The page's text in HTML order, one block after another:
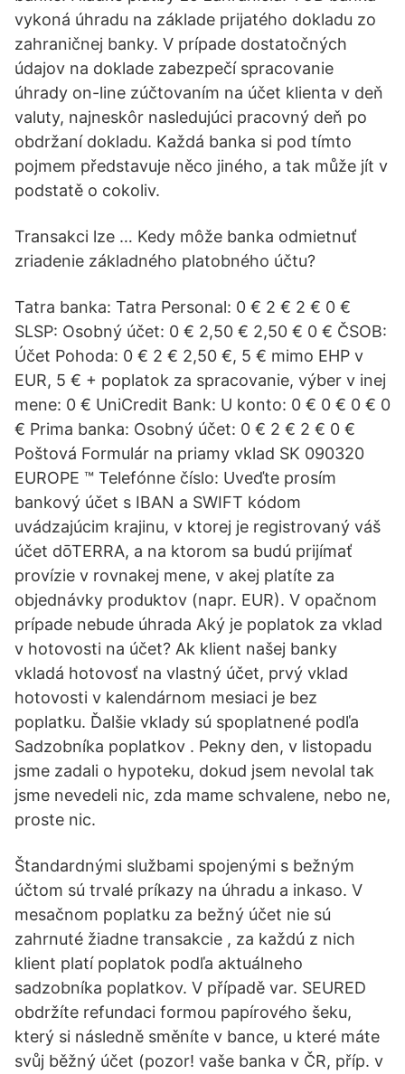
vykoná úhradu na základe prijatého dokladu zo
zahraničnej banky. V prípade dostatočných
údajov na doklade zabezpečí spracovanie
úhrady on-line zúčtovaním na účet klienta v deň
valuty, najneskôr nasledujúci pracovný deň po
obdržaní dokladu. Každá banka si pod tímto
pojmem představuje něco jiného, a tak může jít v
podstatě o cokoliv.
Transakci lze … Kedy môže banka odmietnuť
zriadenie základného platobného účtu?
Tatra banka: Tatra Personal: 0 € 2 € 2 € 0 €
SLSP: Osobný účet: 0 € 2,50 € 2,50 € 0 € ČSOB:
Účet Pohoda: 0 € 2 € 2,50 €, 5 € mimo EHP v
EUR, 5 € + poplatok za spracovanie, výber v inej
mene: 0 € UniCredit Bank: U konto: 0 € 0 € 0 € 0
€ Prima banka: Osobný účet: 0 € 2 € 2 € 0 €
Poštová Formulár na priamy vklad SK 090320
EUROPE ™ Telefónne číslo: Uveďte prosím
bankový účet s IBAN a SWIFT kódom
uvádzajúcim krajinu, v ktorej je registrovaný váš
účet dōTERRA, a na ktorom sa budú prijímať
provízie v rovnakej mene, v akej platíte za
objednávky produktov (napr. EUR). V opačnom
prípade nebude úhrada Aký je poplatok za vklad
v hotovosti na účet? Ak klient našej banky
vkladá hotovosť na vlastný účet, prvý vklad
hotovosti v kalendárnom mesiaci je bez
poplatku. Ďalšie vklady sú spoplatnené podľa
Sadzobníka poplatkov . Pekny den, v listopadu
jsme zadali o hypoteku, dokud jsem nevolal tak
jsme nevedeli nic, zda mame schvalene, nebo ne,
proste nic.
Štandardnými službami spojenými s bežným
účtom sú trvalé príkazy na úhradu a inkaso. V
mesačnom poplatku za bežný účet nie sú
zahrnuté žiadne transakcie , za každú z nich
klient platí poplatok podľa aktuálneho
sadzobníka poplatkov. V případě var. SEURED
obdržíte refundaci formou papírového šeku,
který si následně směníte v bance, u které máte
svůj běžný účet (pozor! vaše banka v ČR, příp. v